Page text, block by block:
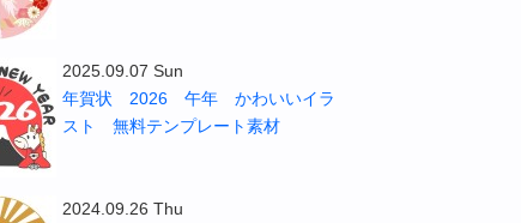
2025.09.07 Sun
年賀状 2026 午年 かわいいイラ
スト 無料テンプレート素材
2024.09.26 Thu